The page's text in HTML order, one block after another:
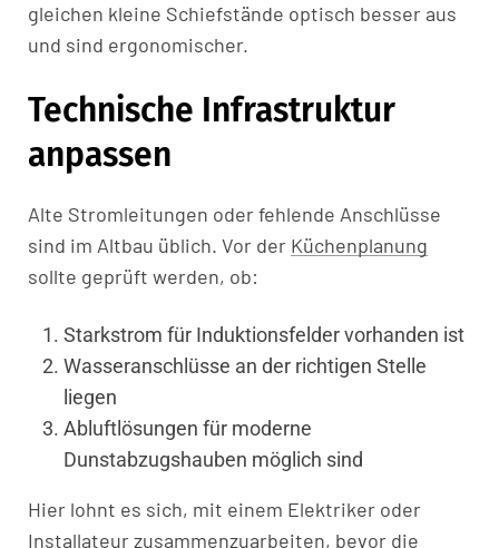
gleichen kleine Schiefstände optisch besser aus
und sind ergonomischer.
Technische Infrastruktur
anpassen
Alte Stromleitungen oder fehlende Anschlüsse
sind im Altbau üblich. Vor der Küchenplanung
sollte geprüft werden, ob:
Starkstrom für Induktionsfelder vorhanden ist
Wasseranschlüsse an der richtigen Stelle
liegen
Abluftlösungen für moderne
Dunstabzugshauben möglich sind
Hier lohnt es sich, mit einem Elektriker oder
Installateur zusammenzuarbeiten, bevor die